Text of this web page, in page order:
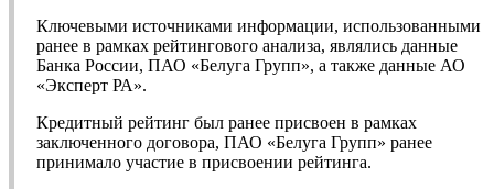
Ключевыми источниками информации, использованными
ранее в рамках рейтингового анализа, являлись данные
Банка России, ПАО «Белуга Групп», а также данные АО
«Эксперт РА».
Кредитный рейтинг был ранее присвоен в рамках
заключенного договора, ПАО «Белуга Групп» ранее
принимало участие в присвоении рейтинга.